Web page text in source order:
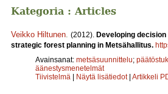
Kategoria : Articles
Veikko Hiltunen (2012). Developing
strategic forest planning in Metsähallitus.
Avainsanat: metsäsuunnittelu;
äänestysmenetelmät
Tiivistelmä | Näytä lisätiedot | Artikkeli